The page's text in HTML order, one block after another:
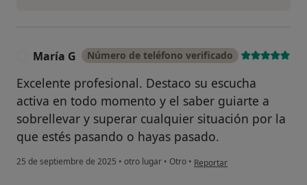
María G Número de teléfono verificado
Excelente profesional. Destaco su escucha
activa en todo momento y el saber guiarte a
sobrellevar y superar cualquier situación por la
que estés pasando o hayas pasado.
25 de septiembre de 2025 • otro lugar • Otro • en opinión del usuario María
Reportar